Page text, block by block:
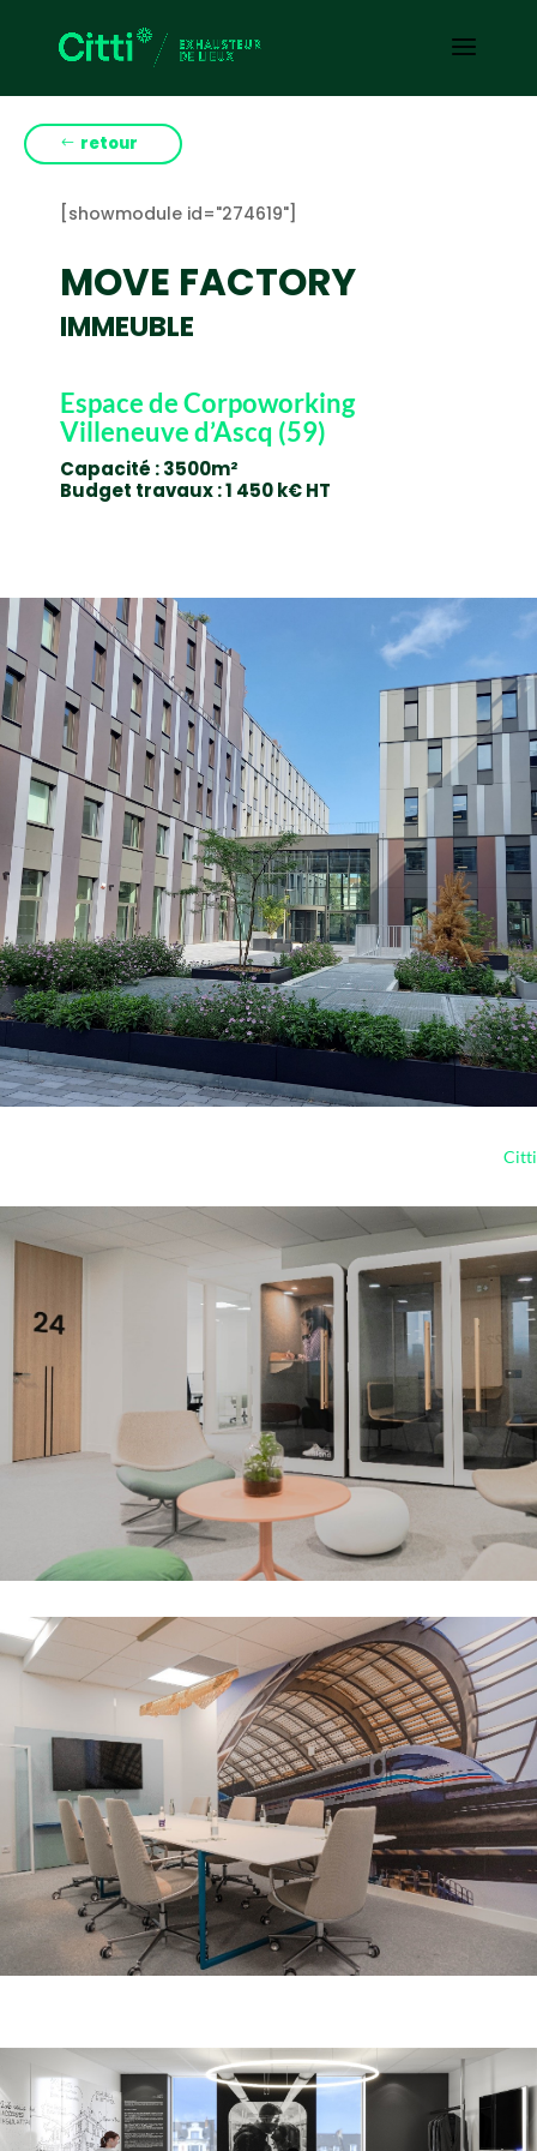
retour
[showmodule id="274619"]
MOVE FACTORY
IMMEUBLE
Espace de Corpoworking
Villeneuve d’Ascq (59)
Capacité : 3500m²
Budget travaux : 1 450 k€ HT
Citti